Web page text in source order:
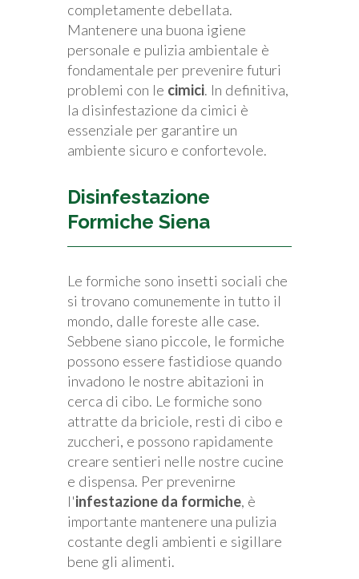
completamente debellata.
Mantenere una buona igiene
personale e pulizia ambientale è
fondamentale per prevenire futuri
problemi con le cimici. In definitiva,
la disinfestazione da cimici è
essenziale per garantire un
ambiente sicuro e confortevole.
Disinfestazione
Formiche Siena
Le formiche sono insetti sociali che
si trovano comunemente in tutto il
mondo, dalle foreste alle case.
Sebbene siano piccole, le formiche
possono essere fastidiose quando
invadono le nostre abitazioni in
cerca di cibo. Le formiche sono
attratte da briciole, resti di cibo e
zuccheri, e possono rapidamente
creare sentieri nelle nostre cucine
e dispensa. Per prevenirne
l'infestazione da formiche, è
importante mantenere una pulizia
costante degli ambienti e sigillare
bene gli alimenti.